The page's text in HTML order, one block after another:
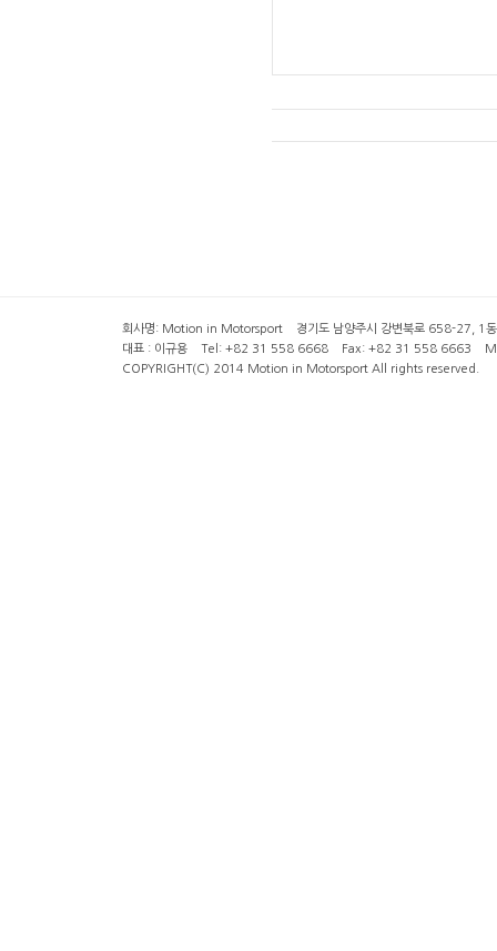
회사명: Motion in Motorsport 경기도 남양주시 강변북로 658-27,
대표 : 이규용 Tel: +82 31 558 6668 Fax: +82 31 558 6663
COPYRIGHT(C) 2014 Motion in Motorsport All rights reserved.